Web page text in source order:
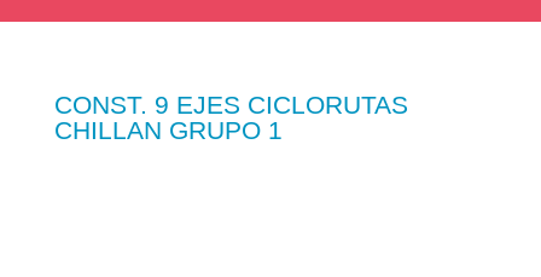
CONST. 9 EJES CICLORUTAS
CHILLAN GRUPO 1